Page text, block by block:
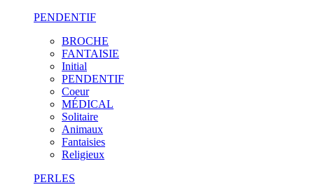
PENDENTIF
BROCHE
FANTAISIE
Initial
PENDENTIF
Coeur
MÉDICAL
Solitaire
Animaux
Fantaisies
Religieux
PERLES